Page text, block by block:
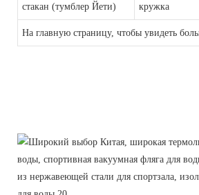
стакан (тумблер Йети)
кружка
На главную страницу, чтобы увидеть